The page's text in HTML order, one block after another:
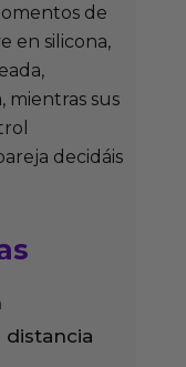
de
en silicona,
mientras sus
decidáis
distancia